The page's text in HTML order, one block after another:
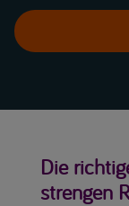
Die
strengen